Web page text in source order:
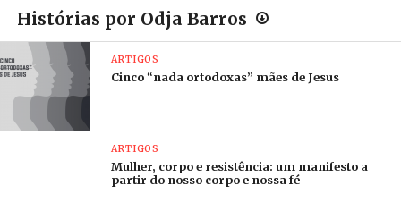
Histórias por Odja Barros
ARTIGOS
Cinco “nada ortodoxas” mães de Jesus
ARTIGOS
Mulher, corpo e resistência: um manifesto a
partir do nosso corpo e nossa fé